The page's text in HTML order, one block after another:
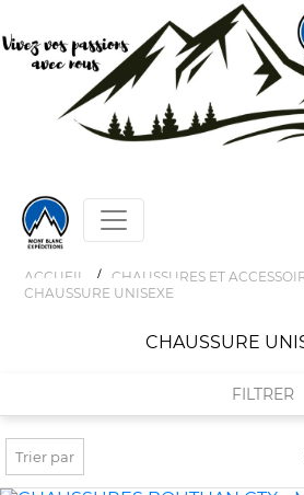
ACCUEIL / CHAUSSURES ET
CHAUSSURE UNISEXE
CHAUSSURE
FILTRER
FILTRER PAR
Trier par